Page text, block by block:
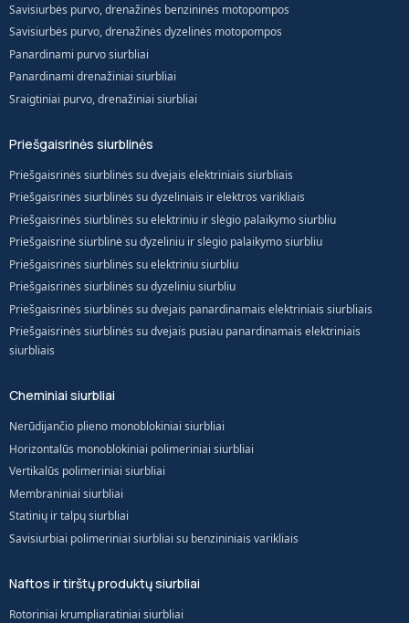
Savisiurbės purvo, drenažinės benzininės motopompos
Savisiurbės purvo, drenažinės dyzelinės motopompos
Panardinami purvo siurbliai
Panardinami drenažiniai siurbliai
Sraigtiniai purvo, drenažiniai siurbliai
Priešgaisrinės siurblinės
Priešgaisrinės siurblinės su dvejais elektriniais siurbliais
Priešgaisrinės siurblinės su dyzeliniais ir elektros varikliais
Priešgaisrinės siurblinės su elektriniu ir slėgio palaikymo siurbliu
Priešgaisrinė siurblinė su dyzeliniu ir slėgio palaikymo siurbliu
Priešgaisrinės siurblinės su elektriniu siurbliu
Priešgaisrinės siurblinės su dyzeliniu siurbliu
Priešgaisrinės siurblinės su dvejais panardinamais elektriniais siurbliais
Priešgaisrinės siurblinės su dvejais pusiau panardinamais elektriniais
siurbliais
Cheminiai siurbliai
Nerūdijančio plieno monoblokiniai siurbliai
Horizontalūs monoblokiniai polimeriniai siurbliai
Vertikalūs polimeriniai siurbliai
Membraniniai siurbliai
Statinių ir talpų siurbliai
Savisiurbiai polimeriniai siurbliai su benzininiais varikliais
Naftos ir tirštų produktų siurbliai
Rotoriniai krumpliaratiniai siurbliai